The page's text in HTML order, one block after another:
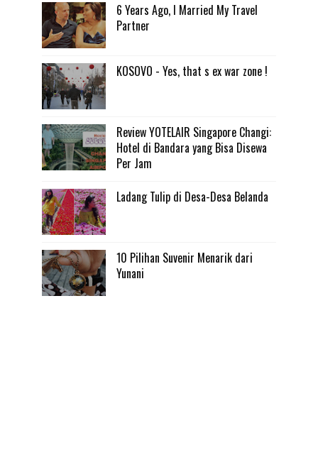
6 Years Ago, I Married My Travel
Partner
KOSOVO - Yes, that s ex war zone !
Review YOTELAIR Singapore Changi:
Hotel di Bandara yang Bisa Disewa
Per Jam
Ladang Tulip di Desa-Desa Belanda
10 Pilihan Suvenir Menarik dari
Yunani